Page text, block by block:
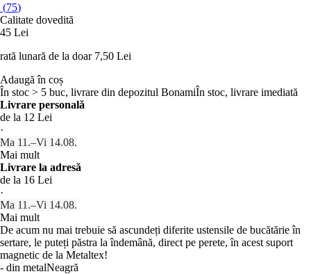
(75)
Calitate dovedită
45 Lei
rată lunară de la doar 7,50 Lei
Adaugă în coș
În stoc > 5 buc, livrare din depozitul BonamiÎn stoc, livrare imediată
Livrare personală
de la 12 Lei
·
Ma 11.–Vi 14.08.
Mai mult
Livrare la adresă
de la 16 Lei
·
Ma 11.–Vi 14.08.
Mai mult
De acum nu mai trebuie să ascundeți diferite ustensile de bucătărie în
sertare, le puteți păstra la îndemână, direct pe perete, în acest suport
magnetic de la Metaltex!
- din metalNeagră